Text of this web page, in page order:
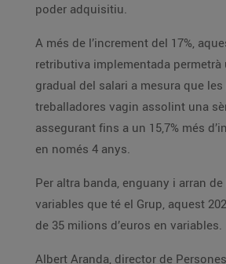
poder adquisitiu.
A més de l’increment del 17%,
retributiva implementada permetrà
gradual del salari a mesura que
treballadores vagin assolint una
assegurant fins a un 15,7% més
en només 4 anys.
Per altra banda, enguany i arran
variables que té el Grup, aquest
de 35 milions d’euros en variables.
Albert Aranda, director de